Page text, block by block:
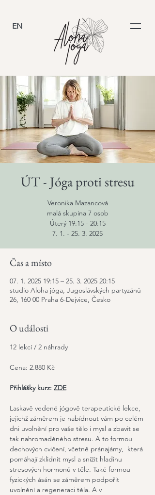
EN
ÚT - Jóga proti stresu
Veronika Mazancová
malá skupina 7 osob
Úterý 19:15 - 20:15
7. 1. - 25. 3. 2025
Čas a místo
07. 1. 2025 19:15 – 25. 3. 2025 20:15
studio Aloha jóga, Jugoslávských partyzánů
26, 160 00 Praha 6-Dejvice, Česko
O události
12 lekcí / 2 náhrady
Cena: 2.880 Kč
Přihlášky kurz: ZDE
Laskavě vedené jógově terapeutické lekce,
jejichž záměrem je nabídnout vám po celém
dni uvolnění pro vaše tělo i mysl a zbavit se
tak nahromaděného stresu. A to formou
dechových cvičení, včetně pránajámy,  která
pomáhají zklidnit mysl a snížit hladinu
stresových hormonů v těle. Také formou
fyzických ásán se záměrem podpořit
uvolnění a regeneraci těla. A v